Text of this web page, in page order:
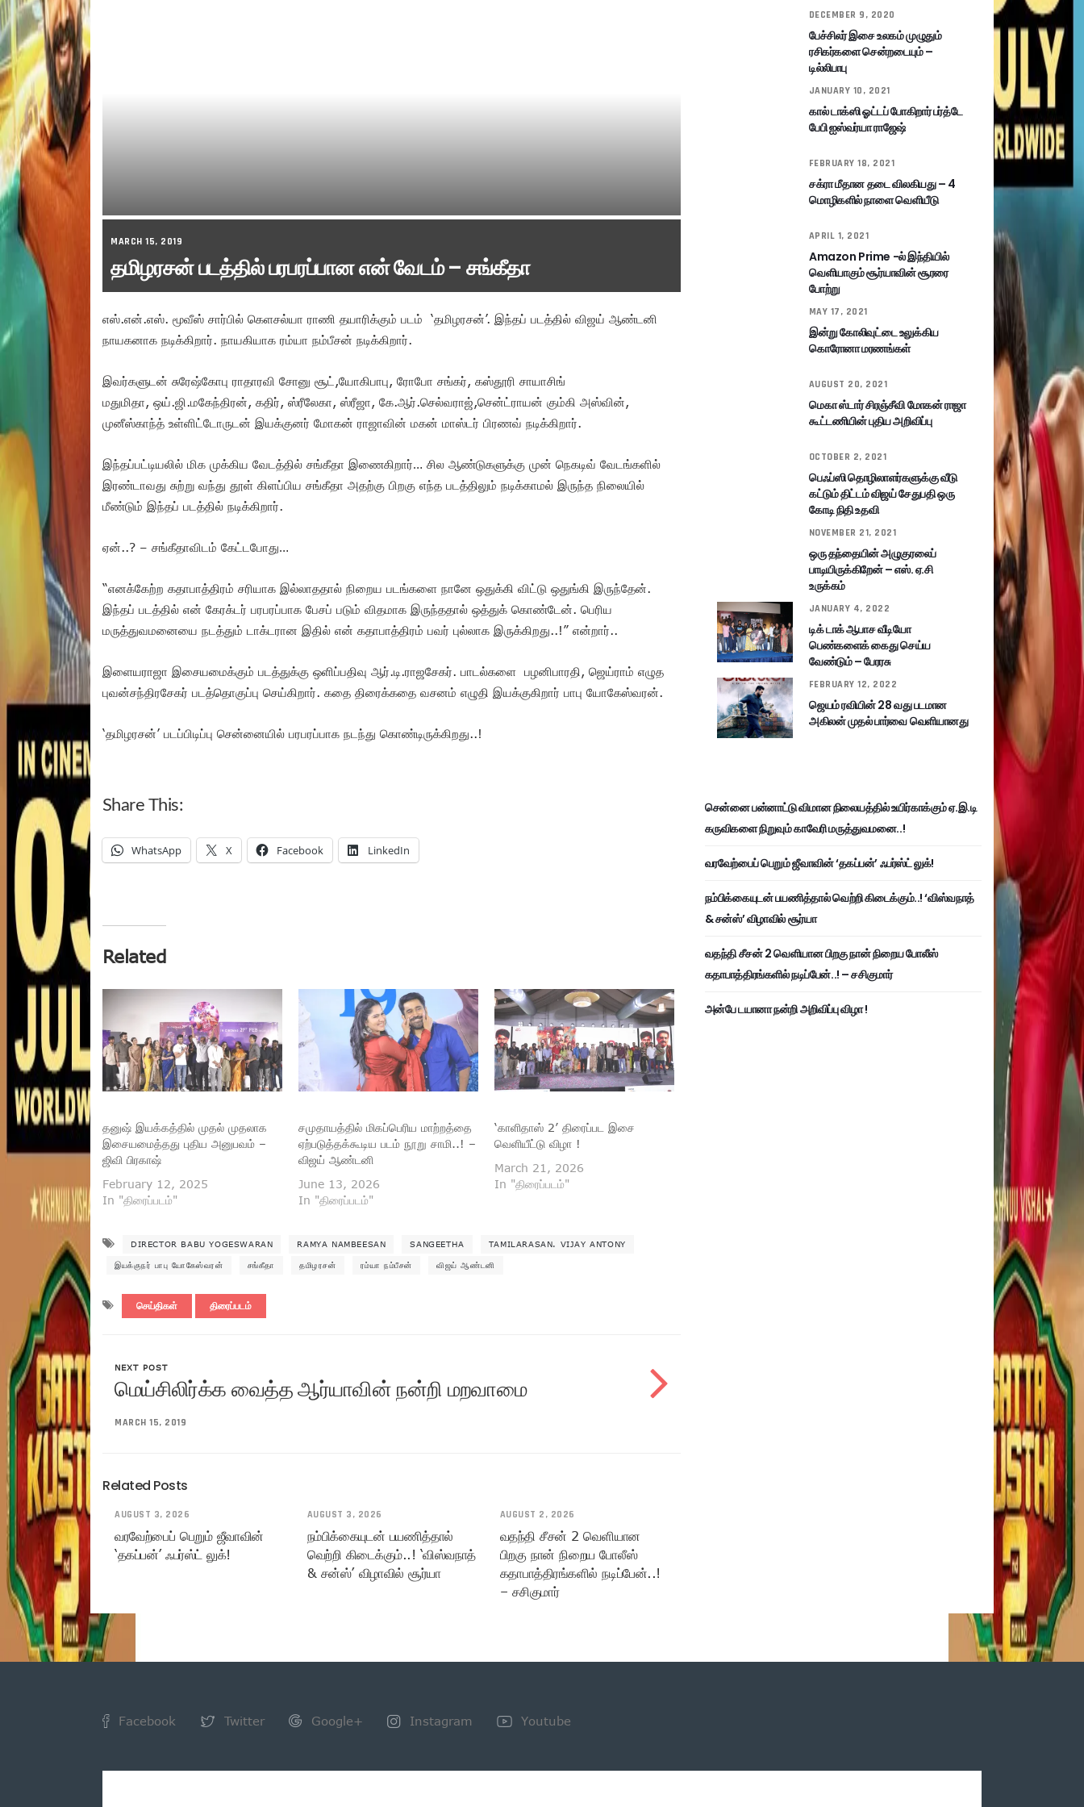
MARCH 15, 2019
தமிழரசன் படத்தில் பரபரப்பான என் வேடம் – சங்கீதா
எஸ்.என்.எஸ். மூவீஸ் சார்பில் கெளசல்யா ராணி தயாரிக்கும் படம் ‘தமிழரசன்’. இந்தப் படத்தில் விஜய் ஆண்டனி
நாயகனாக நடிக்கிறார். நாயகியாக ரம்யா நம்பீசன் நடிக்கிறார்.
இவர்களுடன் சுரேஷ்கோபு ராதாரவி சோனு சூட்,யோகிபாபு, ரோபோ சங்கர், கஸ்தூரி சாயாசிங்
மதுமிதா, ஒய்.ஜி.மகேந்திரன், கதிர், ஸ்ரீலேகா, ஸ்ரீஜா, கே.ஆர்.செல்வராஜ்,சென்ட்ராயன் கும்கி அஸ்வின்,
முனீஸ்காந்த் உள்ளிட்டோருடன் இயக்குனர் மோகன் ராஜாவின் மகன் மாஸ்டர் பிரணவ் நடிக்கிறார்.
இந்தப்பட்டியலில் மிக முக்கிய வேடத்தில் சங்கீதா இணைகிறார்… சில ஆண்டுகளுக்கு முன் நெகடிவ் வேடங்களில்
இரண்டாவது சுற்று வந்து தூள் கிளப்பிய சங்கீதா அதற்கு பிறகு எந்த படத்திலும் நடிக்காமல் இருந்த நிலையில்
மீண்டும் இந்தப் படத்தில் நடிக்கிறார்.
ஏன்..? – சங்கீதாவிடம் கேட்டபோது…
“எனக்கேற்ற கதாபாத்திரம் சரியாக இல்லாததால் நிறைய படங்களை நானே ஒதுக்கி விட்டு ஒதுங்கி இருந்தேன்.
இந்தப் படத்தில் என் கேரக்டர் பரபரப்பாக பேசப் படும் விதமாக இருந்ததால் ஒத்துக் கொண்டேன். பெரிய
மருத்துவமனையை நடத்தும் டாக்டரான இதில் என் கதாபாத்திரம் பவர் புல்லாக இருக்கிறது..!” என்றார்..
இளையராஜா இசையமைக்கும் படத்துக்கு ஒளிப்பதிவு ஆர்.டி.ராஜசேகர். பாடல்களை பழனிபாரதி, ஜெய்ராம் எழுத
புவன்சந்திரசேகர் படத்தொகுப்பு செய்கிறார். கதை திரைக்கதை வசனம் எழுதி இயக்குகிறார் பாபு யோகேஸ்வரன்.
‘தமிழரசன்’ படப்பிடிப்பு சென்னையில் பரபரப்பாக நடந்து கொண்டிருக்கிறது..!
Share This:
WhatsApp X Facebook LinkedIn
Related
தனுஷ் இயக்கத்தில் முதல் முதலாக
இசையமைத்தது புதிய அனுபவம் –
ஜிவி பிரகாஷ்
February 12, 2025
In "திரைப்படம்"
சமுதாயத்தில் மிகப்பெரிய மாற்றத்தை
ஏற்படுத்தக்கூடிய படம் நூறு சாமி..! –
விஜய் ஆண்டனி
June 13, 2026
In "திரைப்படம்"
‘காளிதாஸ் 2’ திரைப்பட இசை
வெளியீட்டு விழா !
March 21, 2026
In "திரைப்படம்"
DIRECTOR BABU YOGESWARAN RAMYA NAMBEESAN SANGEETHA TAMILARASAN. VIJAY ANTONY
இயக்குநர் பாபு யோகேஸ்வரன் சங்கீதா தமிழரசன் ரம்யா நம்பீசன் விஜய் ஆண்டனி
செய்திகள் திரைப்படம்
NEXT POST
மெய்சிலிர்க்க வைத்த ஆர்யாவின் நன்றி மறவாமை
MARCH 15, 2019
Related Posts
AUGUST 3, 2026
வரவேற்பைப் பெறும் ஜீவாவின்
‘தகப்பன்’ ஃபர்ஸ்ட் லுக்!
AUGUST 3, 2026
நம்பிக்கையுடன் பயணித்தால்
வெற்றி கிடைக்கும்..! ‘விஸ்வநாத்
& சன்ஸ்’ விழாவில் சூர்யா
AUGUST 2, 2026
வதந்தி சீசன் 2 வெளியான
பிறகு நான் நிறைய போலீஸ்
கதாபாத்திரங்களில் நடிப்பேன்..!
– சசிகுமார்
DECEMBER 9, 2020
பேச்சிலர் இசை உலகம் முழுதும்
ரசிகர்களை சென்றடையும் –
டில்லிபாபு
JANUARY 10, 2021
கால் டாக்ஸி ஓட்டப் போகிறார் பர்த்டே
பேபி ஐஸ்வர்யா ராஜேஷ்
FEBRUARY 18, 2021
சக்ரா மீதான தடை விலகியது – 4
மொழிகளில் நாளை வெளியீடு
APRIL 1, 2021
Amazon Prime -ல் இந்தியில்
வெளியாகும் சூர்யாவின் சூரரை
போற்று
MAY 17, 2021
இன்று கோலிவுட்டை உலுக்கிய
கொரோனா மரணங்கள்
AUGUST 20, 2021
மெகா ஸ்டார் சிரஞ்சீவி மோகன் ராஜா
கூட்டணியின் புதிய அறிவிப்பு
OCTOBER 2, 2021
பெஃப்ஸி தொழிலாளர்களுக்கு வீடு
கட்டும் திட்டம் விஜய் சேதுபதி ஒரு
கோடி நிதி உதவி
NOVEMBER 21, 2021
ஒரு தந்தையின் அழுகுரலைப்
பாடியிருக்கிறேன் – எஸ். ஏ.சி
உருக்கம்
JANUARY 4, 2022
டிக் டாக் ஆபாச வீடியோ
பெண்களைக் கைது செய்ய
வேண்டும் – பேரரசு
FEBRUARY 12, 2022
ஜெயம் ரவியின் 28 வது படமான
அகிலன் முதல் பார்வை வெளியானது
சென்னை பன்னாட்டு விமான நிலையத்தில் உயிர்காக்கும் ஏ.இ.டி
கருவிகளை நிறுவும் காவேரி மருத்துவமனை..!
வரவேற்பைப் பெறும் ஜீவாவின் ‘தகப்பன்’ ஃபர்ஸ்ட் லுக்!
நம்பிக்கையுடன் பயணித்தால் வெற்றி கிடைக்கும்..! ‘விஸ்வநாத்
& சன்ஸ்’ விழாவில் சூர்யா
வதந்தி சீசன் 2 வெளியான பிறகு நான் நிறைய போலீஸ்
கதாபாத்திரங்களில் நடிப்பேன்..! – சசிகுமார்
அன்பே டயானா நன்றி அறிவிப்பு விழா !
Facebook Twitter Google+ Instagram Youtube